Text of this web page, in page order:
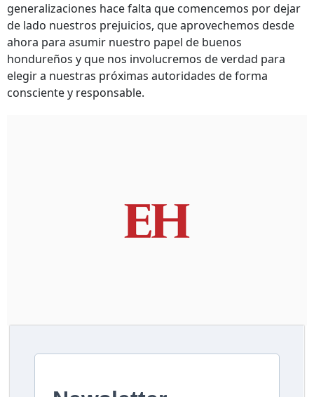
generalizaciones hace falta que comencemos por dejar
de lado nuestros prejuicios, que aprovechemos desde
ahora para asumir nuestro papel de buenos
hondureños y que nos involucremos de verdad para
elegir a nuestras próximas autoridades de forma
consciente y responsable.